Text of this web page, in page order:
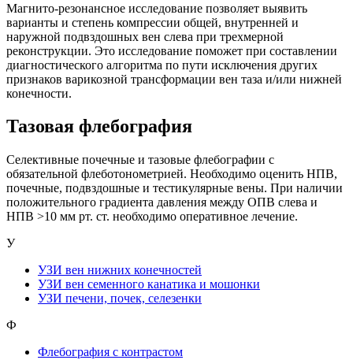
Магнито-резонансное исследование позволяет выявить
варианты и степень компрессии общей, внутренней и
наружной подвздошных вен слева при трехмерной
реконструкции. Это исследование поможет при составлении
диагностического алгоритма по пути исключения других
признаков варикозной трансформации вен таза и/или нижней
конечности.
Тазовая флебография
Селективные почечные и тазовые флебографии с
обязательной флеботонометрией. Необходимо оценить НПВ,
почечные, подвздошные и тестикулярные вены. При наличии
положительного градиента давления между ОПВ слева и
НПВ >10 мм рт. ст. необходимо оперативное лечение.
У
УЗИ вен нижних конечностей
УЗИ вен семенного канатика и мошонки
УЗИ печени, почек, селезенки
Ф
Флебография с контрастом